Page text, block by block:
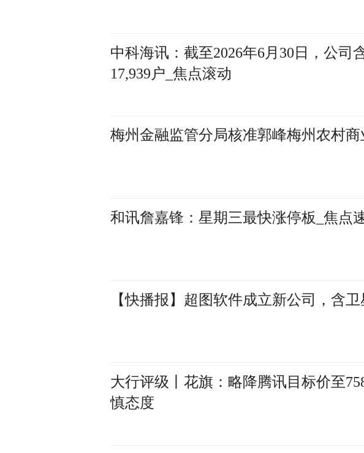
中科海讯：截至2026年6月30日，公
17,939户_焦点滚动
梅州金融监管分局核准郭峰梅州农村
和讯詹嘉锋：星期三最快涨停板_焦点
【快播报】超图软件成立新公司，含
大行评级丨花旗：略降腾讯目标价至
慎态度